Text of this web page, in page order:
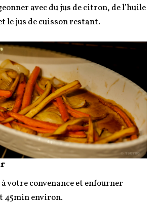
avec du jus de citron, de l’huile
le jus de cuisson restant.
votre convenance et enfourner
45min environ.